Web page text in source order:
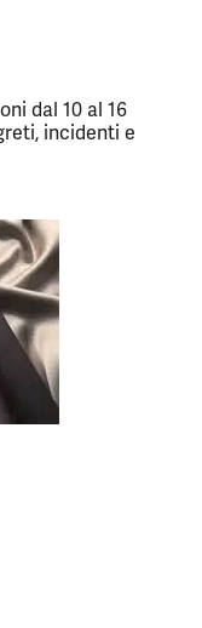
dal 10 al 16
incidenti e